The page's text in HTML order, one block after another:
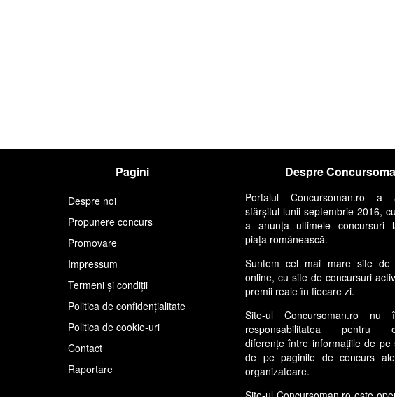
Pagini
Despre noi
Propunere concurs
Promovare
Impressum
Termeni și condiții
Politica de confidențialitate
Politica de cookie-uri
Contact
Raportare
Despre
Portalul Concursoman.ro
sfârșitul lunii septembrie 2016,
a anunța ultimele concursuri
piața românească.
Suntem cel mai mare site de
online, cu site de concursuri
premii reale în fiecare zi.
Site-ul Concursoman.ro nu
responsabilitatea pentru
diferențe între informațiile de pe
de pe paginile de concurs
organizatoare.